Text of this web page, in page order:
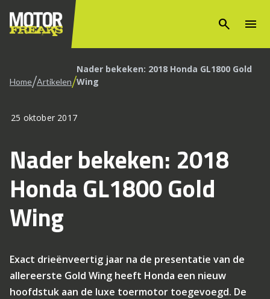
search menu
Home/Artikelen/Nader bekeken: 2018 Honda GL1800 Gold
Wing
25 oktober 2017
Nader bekeken: 2018
Honda GL1800 Gold
Wing
Exact drieënveertig jaar na de presentatie van de
allereerste Gold Wing heeft Honda een nieuw
hoofdstuk aan de luxe toermotor toegevoegd. De